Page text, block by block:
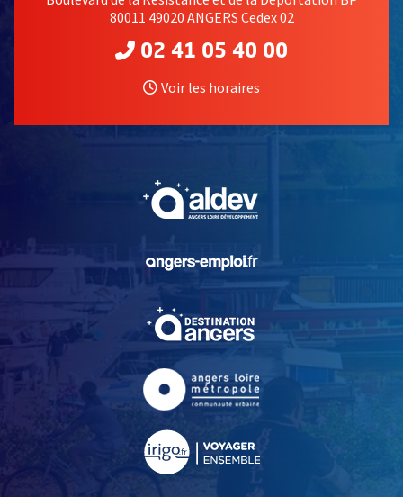
80011 49020 ANGERS Cedex 02
02 41 05 40 00
Voir les horaires
, Ouvre une nouvelle
, Ouvre une nouvelle